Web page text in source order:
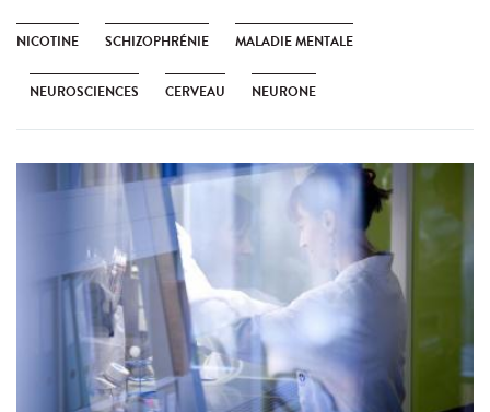
NICOTINE SCHIZOPHRÉNIE MALADIE MENTALE
NEUROSCIENCES CERVEAU NEURONE